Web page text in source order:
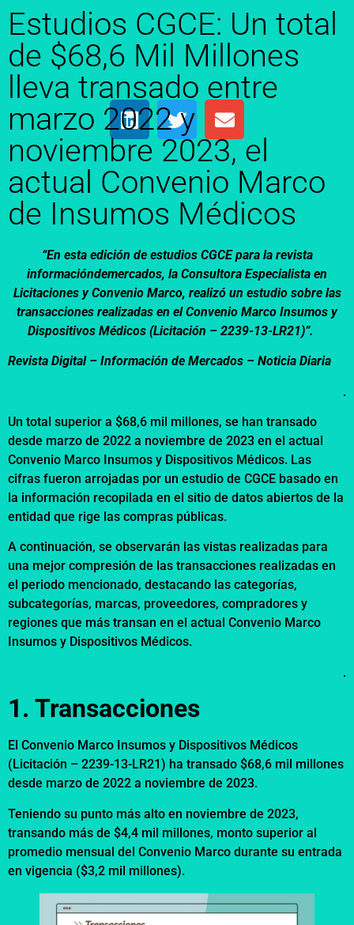
Estudios CGCE: Un total
de $68,6 Mil Millones
lleva transado entre
marzo 2022 y
noviembre 2023, el
actual Convenio Marco
de Insumos Médicos
“En esta edición de estudios CGCE para la revista
informacióndemercados, la Consultora Especialista en
Licitaciones y Convenio Marco, realizó un estudio sobre las
transacciones realizadas en el Convenio Marco Insumos y
Dispositivos Médicos (Licitación – 2239-13-LR21)”.
Revista Digital – Información de Mercados – Noticia Diaria
.
Un total superior a $68,6 mil millones, se han transado
desde marzo de 2022 a noviembre de 2023 en el actual
Convenio Marco Insumos y Dispositivos Médicos. Las
cifras fueron arrojadas por un estudio de CGCE basado en
la información recopilada en el sitio de datos abiertos de la
entidad que rige las compras públicas.
A continuación, se observarán las vistas realizadas para
una mejor compresión de las transacciones realizadas en
el periodo mencionado, destacando las categorías,
subcategorías, marcas, proveedores, compradores y
regiones que más transan en el actual Convenio Marco
Insumos y Dispositivos Médicos.
.
1. Transacciones
El Convenio Marco Insumos y Dispositivos Médicos
(Licitación – 2239-13-LR21) ha transado $68,6 mil millones
desde marzo de 2022 a noviembre de 2023.
Teniendo su punto más alto en noviembre de 2023,
transando más de $4,4 mil millones, monto superior al
promedio mensual del Convenio Marco durante su entrada
en vigencia ($3,2 mil millones).